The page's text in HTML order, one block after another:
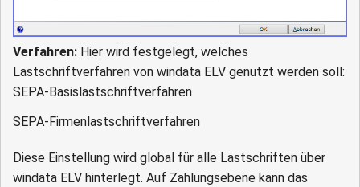
Verfahren: Hier wird festgelegt, welches
Lastschriftverfahren von windata ELV genutzt werden soll:
SEPA-Basislastschriftverfahren
SEPA-Firmenlastschriftverfahren
Diese Einstellung wird global für alle Lastschriften über
windata ELV hinterlegt. Auf Zahlungsebene kann das